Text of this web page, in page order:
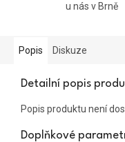
u nás v Brně
Popis Diskuze
Detailní popis
Popis produktu není
Doplňkové